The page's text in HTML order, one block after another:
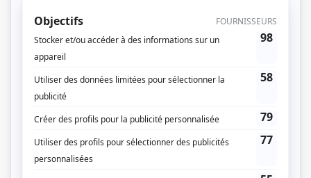
Description sommaire de l'histoire
Au début des années 90, Mireille, son frère Julien et leur meilleur ami Laurier
forment un trio inséparable. Les garçons viennent de remporter le
championnat provincial de baseball et rêvent d'un jour quitter leur village natal
pour les États-Unis. Mais une nuit d'octobre 1991 vient bouleverser leurs
plans et anéantir leurs espoirs à jamais. Mireille, quelques années plus tard,
quitte le nid familial, se jurant de ne jamais revenir. Trente ans plus tard, alors
qu'elle est devenue thanatologue, Mireille retourne dans sa famille
pas revus depuis des décennies. Bientôt, les secrets et les rancœurs refont
surface, s'entremêlant au deuil et à une inarrêtable quête de vérité et de